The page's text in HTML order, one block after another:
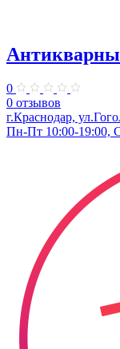
0
0 отзывов
г.Краснодар,
Пн-Пт 10:00-19:00,